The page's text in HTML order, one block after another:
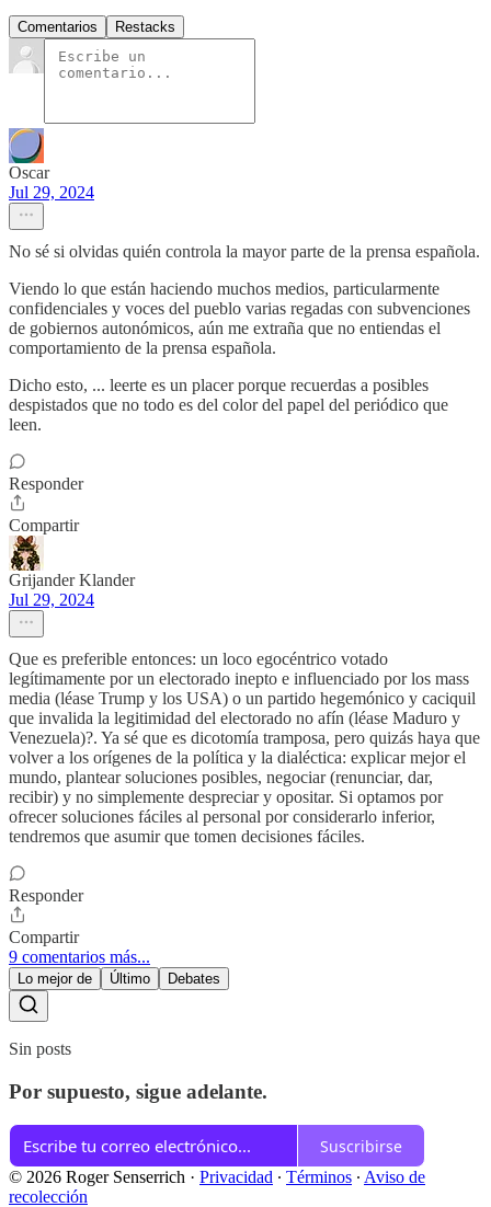
Comentarios Restacks
Oscar
Jul 29, 2024
No sé si olvidas quién controla la mayor parte de la prensa española.
Viendo lo que están haciendo muchos medios, particularmente
confidenciales y voces del pueblo varias regadas con subvenciones
de gobiernos autonómicos, aún me extraña que no entiendas el
comportamiento de la prensa española.
Dicho esto, ... leerte es un placer porque recuerdas a posibles
despistados que no todo es del color del papel del periódico que
leen.
Responder
Compartir
Grijander Klander
Jul 29, 2024
Que es preferible entonces: un loco egocéntrico votado
legítimamente por un electorado inepto e influenciado por los mass
media (léase Trump y los USA) o un partido hegemónico y caciquil
que invalida la legitimidad del electorado no afín (léase Maduro y
Venezuela)?. Ya sé que es dicotomía tramposa, pero quizás haya que
volver a los orígenes de la política y la dialéctica: explicar mejor el
mundo, plantear soluciones posibles, negociar (renunciar, dar,
recibir) y no simplemente despreciar y opositar. Si optamos por
ofrecer soluciones fáciles al personal por considerarlo inferior,
tendremos que asumir que tomen decisiones fáciles.
Responder
Compartir
9 comentarios más...
Lo mejor de Último Debates
Sin posts
Por supuesto, sigue adelante.
Suscribirse
© 2026 Roger Senserrich · Privacidad ∙ Términos ∙ Aviso de
recolección